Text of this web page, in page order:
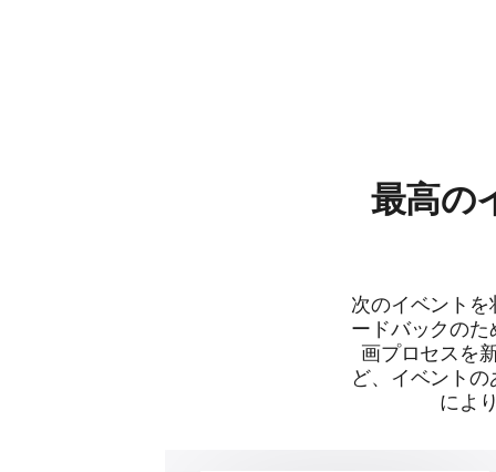
最高の
次のイベント
ードバックの
画プロセスを
ど、イベント
によ